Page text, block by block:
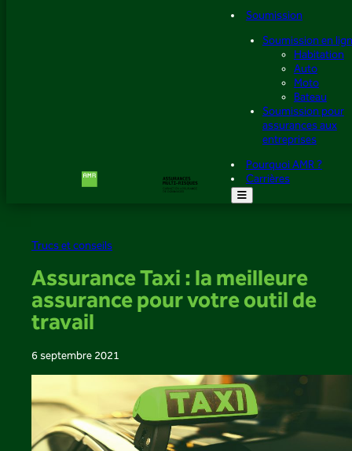
Soumission
Soumission en
Habitation
Auto
Moto
Bateau
Soumission pour
assurances aux
entreprises
Pourquoi AMR ?
Carrières
Trucs et conseils
Assurance Taxi : la meilleure
assurance pour votre outil de
travail
6 septembre 2021